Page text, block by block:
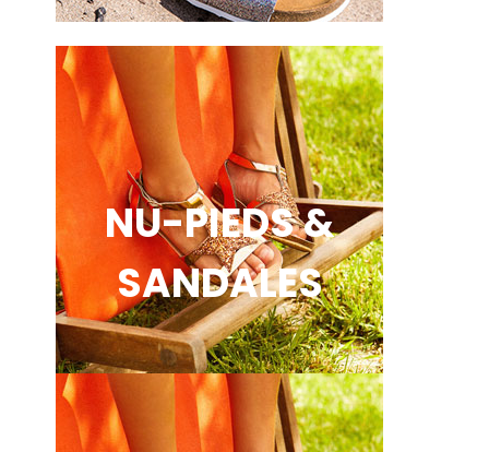
NU-PIEDS &
SANDALES